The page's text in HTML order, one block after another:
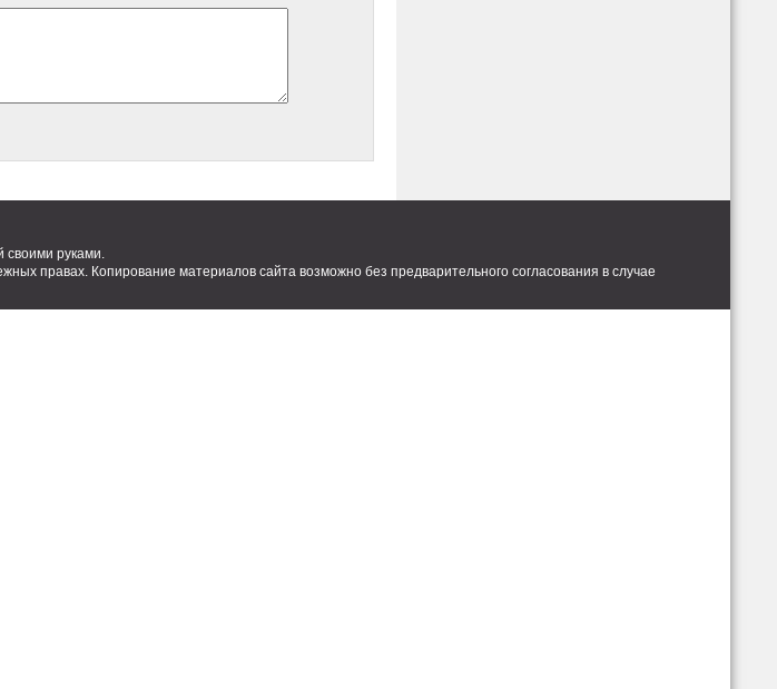
своими руками.
правах. Копирование материалов сайта возможно без предварительного согласования в случае